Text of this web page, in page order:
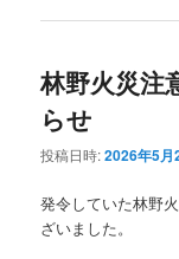
林野火災注
らせ
投稿日時:2026年5
発令していた林野
ざいました。